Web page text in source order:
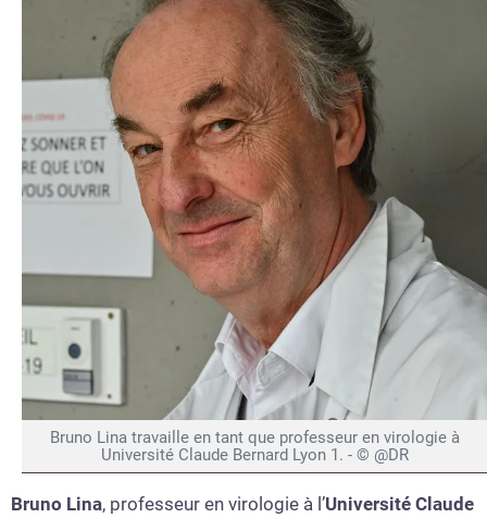
Bruno Lina travaille en tant que professeur en virologie à
Université Claude Bernard Lyon 1. - © @DR
Bruno Lina, professeur en virologie à l’Université Claude